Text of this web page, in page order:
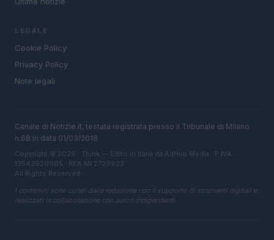
LEGALE
Cookie Policy
Privacy Policy
Note legali
Canale di Notizie.it, testata registrata presso il Tribunale di Milano
n.68 in data 01/03/2018
Copyright © 2026 · Think — Edito in Italia da AdHub Media · P.IVA
13542920965 · REA MI 2729933
All Rights Reserved
I contenuti sono curati dalla redazione con il supporto di strumenti digitali e
realizzati in collaborazione con autori indipendenti.